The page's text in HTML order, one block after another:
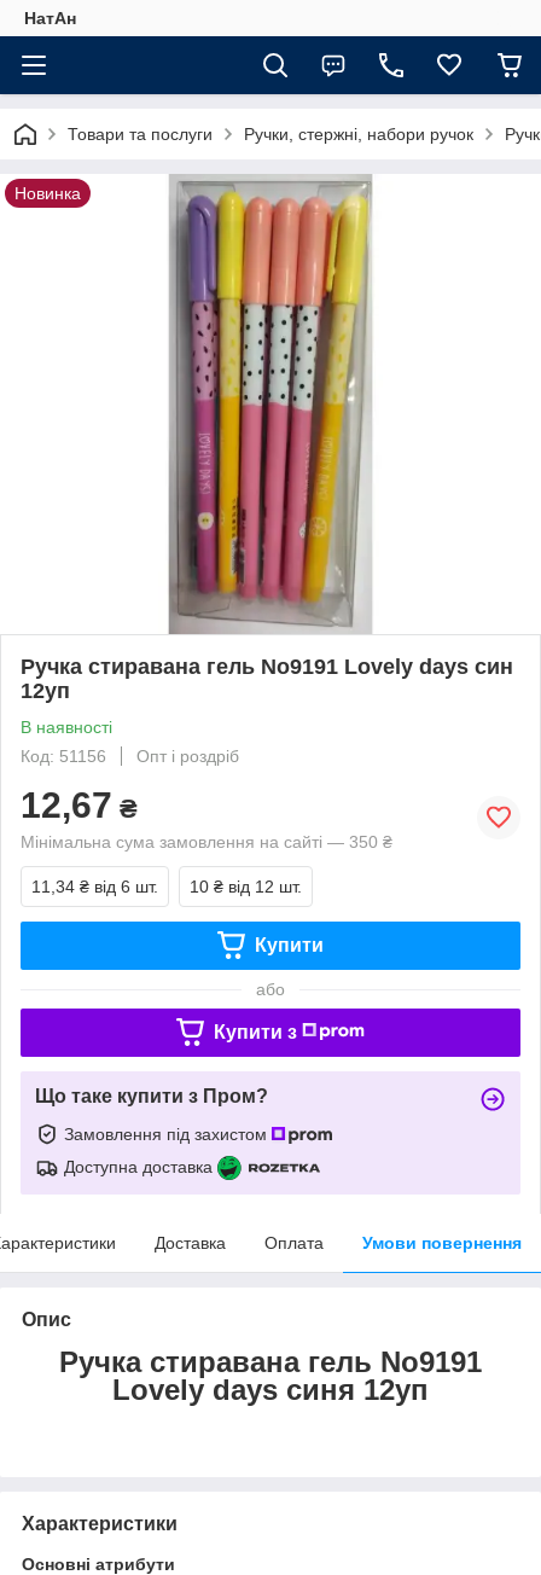
НатАн
Товари та послуги Ручки, стержні, набори ручок
Новинка
Ручка стиравана гель No9191 Lovely days син
12уп
В наявності
Код: 51156
Опт і роздріб
12,67 ₴
Мінімальна сума замовлення на сайті — 350 ₴
11,34 ₴ від 6 шт. 10 ₴ від 12 шт.
Купити
або
Купити з
Що таке купити з Пром?
Замовлення під захистом
Доступна доставка
Доставка Оплата Умови повернення
Опис
Ручка стиравана гель No9191
Lovely days синя 12уп
Характеристики
Основні атрибути